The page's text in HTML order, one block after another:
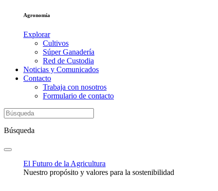
Agronomía
Explorar
Cultivos
Súper Ganadería
Red de Custodia
Noticias y Comunicados
Contacto
Trabaja con nosotros
Formulario de contacto
Búsqueda
El Futuro de la Agricultura
Nuestro propósito y valores para la sostenibilidad